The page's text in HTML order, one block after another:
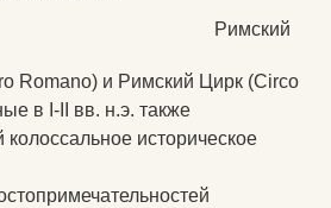
Римский
Romano) и Римский Цирк (Circo
в I-II вв. н.э. также
историческое